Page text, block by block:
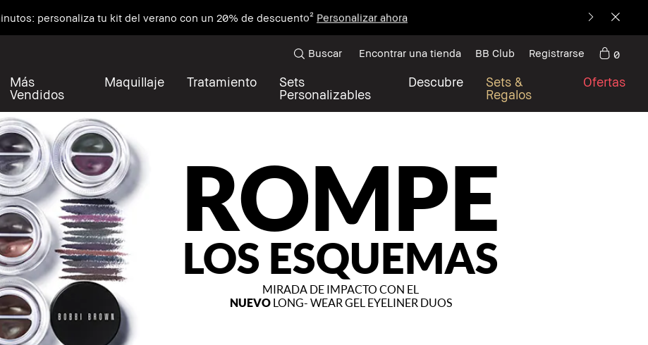
personaliza tu kit del verano con un 20% de descuento² Personalizar ahora
Más
Vendidos
Maquillaje Tratamiento
Sets
Personalizables
Descubre
Sets &
Regalos
Ofertas
Buscar Encontrar una tienda BB Club Registrarse 0
ROMPE
LOS ESQUEMAS
MIRADA DE IMPACTO CON EL
NUEVOLONG- WEAR GEL EYELINER DUOS